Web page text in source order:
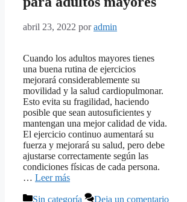
abril 23, 2022 poradmin
Cuando los adultos mayores tienes
una buena rutina de ejercicios
mejorará considerablemente su
movilidad y la salud cardiopulmonar.
Esto evita su fragilidad, haciendo
posible que sean autosuficientes y
mantengan una mejor calidad de vida.
El ejercicio continuo aumentará su
fuerza y mejorará su salud, pero debe
ajustarse correctamente según las
condiciones físicas de cada persona.
… Leer más
Categorías
Sin categoría Deja un comentario